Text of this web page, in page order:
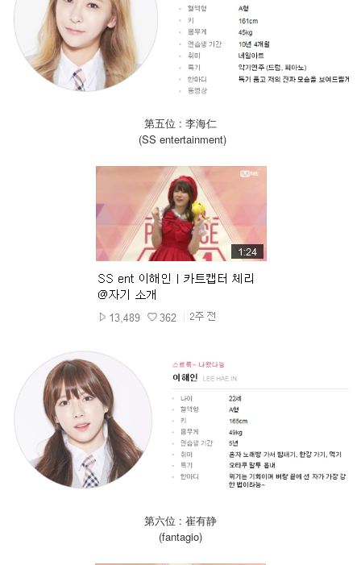
第五位 : 李海仁
(SS entertainment)
第六位 : 崔有静
(fantagio)